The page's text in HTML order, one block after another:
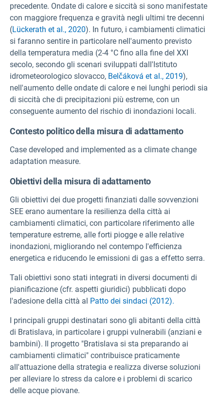
precedente. Ondate di calore e siccità si sono manifestate
con maggiore frequenza e gravità negli ultimi tre decenni
(Lückerath et al., 2020). In futuro, i cambiamenti climatici
si faranno sentire in particolare nell'aumento previsto
della temperatura media (2-4 °C fino alla fine del XXI
secolo, secondo gli scenari sviluppati dall'Istituto
idrometeorologico slovacco, Belčáková et al., 2019),
nell'aumento delle ondate di calore e nei lunghi periodi sia
di siccità che di precipitazioni più estreme, con un
conseguente aumento del rischio di inondazioni locali.
Contesto politico della misura di adattamento
Case developed and implemented as a climate change
adaptation measure.
Obiettivi della misura di adattamento
Gli obiettivi dei due progetti finanziati dalle sovvenzioni
SEE erano aumentare la resilienza della città ai
cambiamenti climatici, con particolare riferimento alle
temperature estreme, alle forti piogge e alle relative
inondazioni, migliorando nel contempo l'efficienza
energetica e riducendo le emissioni di gas a effetto serra.
Tali obiettivi sono stati integrati in diversi documenti di
pianificazione (cfr. aspetti giuridici) pubblicati dopo
l'adesione della città al Patto dei sindaci (2012).
I principali gruppi destinatari sono gli abitanti della città
di Bratislava, in particolare i gruppi vulnerabili (anziani e
bambini). Il progetto "Bratislava si sta preparando ai
cambiamenti climatici" contribuisce praticamente
all'attuazione della strategia e realizza diverse soluzioni
per alleviare lo stress da calore e i problemi di scarico
delle acque piovane.